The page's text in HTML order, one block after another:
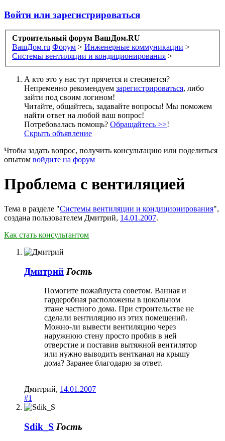
Войти или зарегистрироваться
Строительный форум ВашДом.RU
ВашДом.ru Форум > Инженерные коммуникации >
Системы вентиляции и кондиционирования >
А кто это у нас тут прячется и стесняется?
Непременно рекомендуем зарегистрироваться, либо
зайти под своим логином!
Читайте, общайтесь, задавайте вопросы! Мы поможем
найти ответ на любой ваш вопрос!
Потребовалась помощь? Обращайтесь >>!
Скрыть объявление
Чтобы задать вопрос, получить консультацию или поделиться
опытом войдите на форум
Проблема с вентиляцией
Тема в разделе "Системы вентиляции и кондиционирования",
создана пользователем Дмитрий, 14.01.2007.
Как стать консультантом
Дмитрий Гость
Помогите пожайлуста советом. Ванная и
гардеробная расположены в цокольном
зтаже частного дома. При строительстве не
сделали вентиляцию из этих помещений.
Можно-ли вывести вентиляцию через
наружнюю стену просто пробив в ней
отверстие и поставив вытяжной вентилятор
или нужно выводить вентканал на крышу
дома? Заранее благодарю за ответ.
Дмитрий, 14.01.2007
#1
Sdik_S Гость